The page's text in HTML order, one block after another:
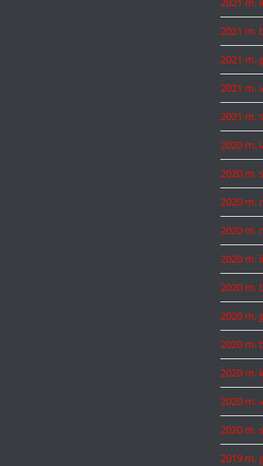
2021 m.
2021 m.
2021 m.
2021 m.
2020 m.
2020 m.
2020 m.
2020 m.
2020 m.
2020 m.
2020 m.
2020 m.
2020 m.
2020 m.
2020 m.
2019 m.